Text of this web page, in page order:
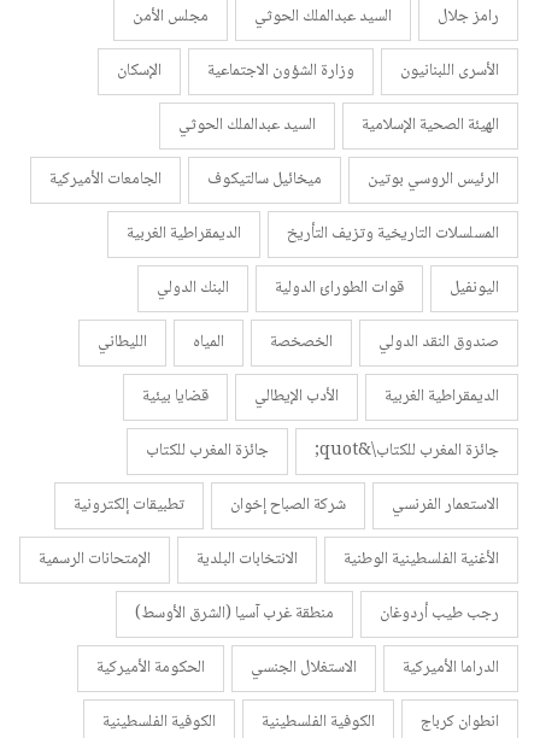
رامز جلال
السيد عبدالملك الحوثي
مجلس الأمن
الأسرى اللبنانيون
وزارة الشؤون الاجتماعية
الإسكان
الهيئة الصحية الإسلامية
السيد عبدالملك الحوثي
الرئيس الروسي بوتين
ميخائيل سالتيكوف
الجامعات الأميركية
المسلسلات التاريخية وتزيف التأريخ
الديمقراطية الغربية
اليونفيل
قوات الطورائ الدولية
البنك الدولي
صندوق النقد الدولي
الخصخصة المياه
الليطاني
الديمقراطية الغربية
الأدب الإيطالي
قضايا بيئية
جائزة المغرب للكتاب\&quot;
جائزة المغرب للكتاب
الاستعمار الفرنسي
شركة الصباح إخوان
تطبيقات إلكترونية
الأغنية الفلسطينية الوطنية
الانتخابات البلدية
الإمتحانات الرسمية
رجب طيب أردوغان
منطقة غرب آسيا (الشرق الأوسط)
الدراما الأميركية
الاستغلال الجنسي
الحكومة الأميركية
انطوان كرباج
الكوفية الفلسطينية
الكوفية الفلسطينية